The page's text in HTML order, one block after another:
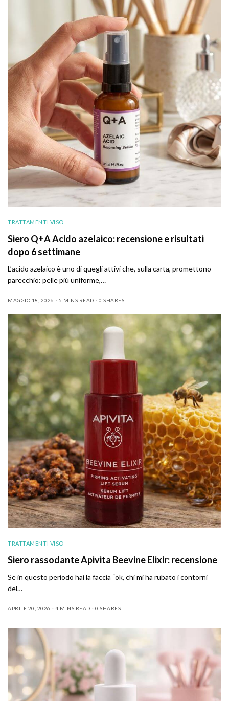
TRATTAMENTI VISO
Siero Q+A Acido azelaico: recensione e risultati
dopo 6 settimane
L’acido azelaico è uno di quegli attivi che, sulla carta, promettono
parecchio: pelle più uniforme,…
MAGGIO 18, 2026 5 MINS READ 0 SHARES
TRATTAMENTI VISO
Siero rassodante Apivita Beevine Elixir: recensione
Se in questo periodo hai la faccia “ok, chi mi ha rubato i contorni
del…
APRILE 20, 2026 4 MINS READ 0 SHARES